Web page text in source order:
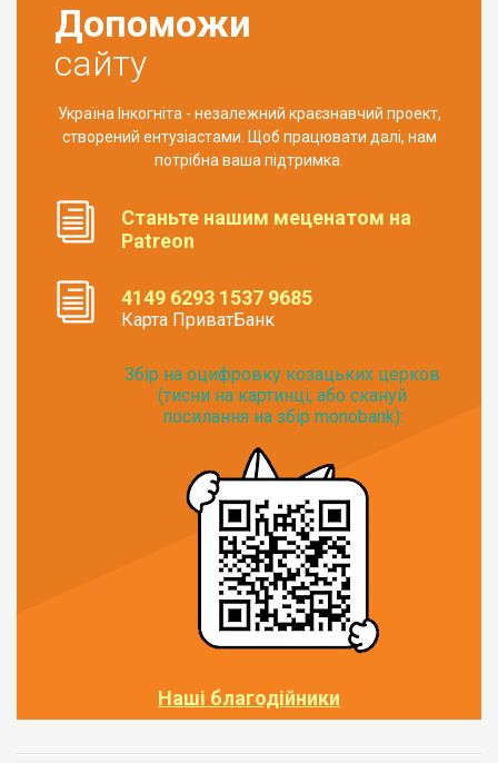
Допоможи
сайту
Україна Інкогніта - незалежний краєзнавчий проект,
створений ентузіастами. Щоб працювати далі, нам
потрібна ваша підтримка.
Станьте нашим меценатом на
Patreon
4149 6293 1537 9685
Карта ПриватБанк
Збір на оцифровку козацьких церков
(тисни на картинці, або скануй
посилання на збір monobank):
Наші благодійники